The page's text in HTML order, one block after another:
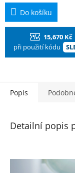
Do košíku
15,670 Kč
při použití kódu
Popis
Detailní popis